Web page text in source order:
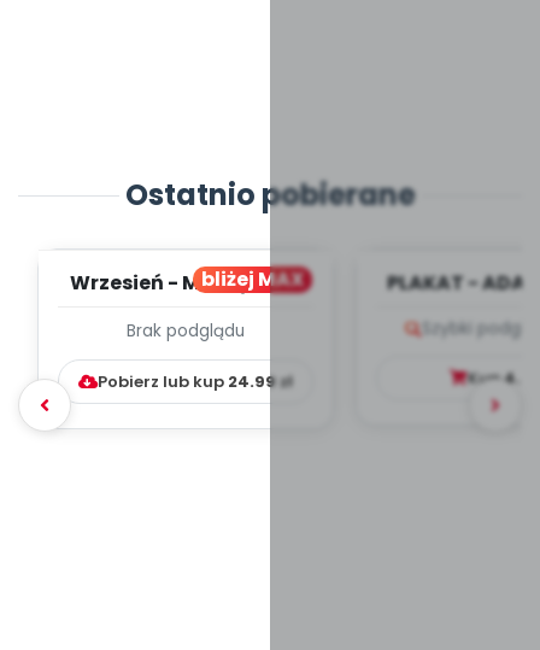
Ostatnio pobierane
bliżej MAX
Wrzesień - MIESIĘCZNY
WYCHOWAWCZO –
DYDAKTYC...
Brak podglądu
Pobierz lub kup 24.99 zł
PLAKAT -
Szybki
Kup